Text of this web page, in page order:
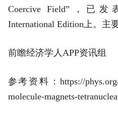
Coercive Field”，已发
International Edition上。主
前瞻经济学人APP资讯组
参考资料：https://
molecule-magnets-